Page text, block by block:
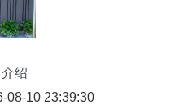
绍
08-10 23:39:30